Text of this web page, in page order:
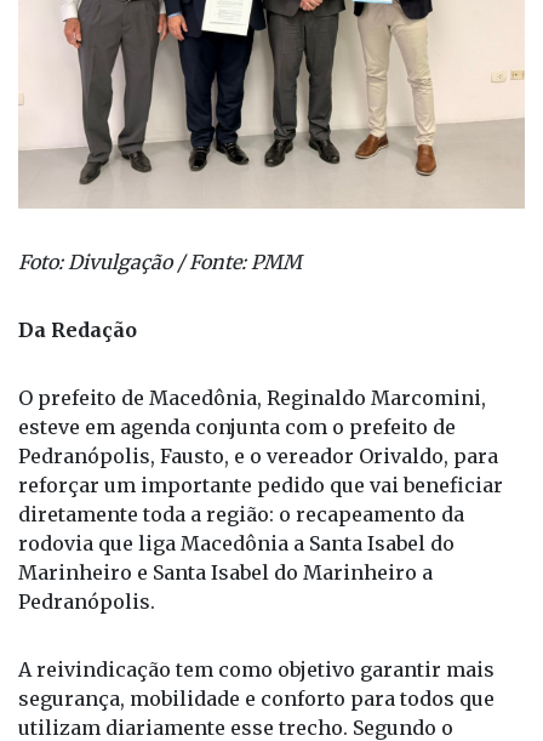
Foto: Divulgação / Fonte: PMM
Da Redação
O prefeito de Macedônia, Reginaldo Marcomini,
esteve em agenda conjunta com o prefeito de
Pedranópolis, Fausto, e o vereador Orivaldo, para
reforçar um importante pedido que vai beneficiar
diretamente toda a região: o recapeamento da
rodovia que liga Macedônia a Santa Isabel do
Marinheiro e Santa Isabel do Marinheiro a
Pedranópolis.
A reivindicação tem como objetivo garantir mais
segurança, mobilidade e conforto para todos que
utilizam diariamente esse trecho. Segundo o